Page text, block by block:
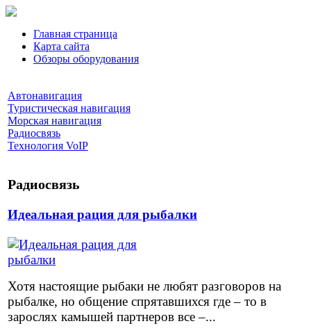
Главная страница
Карта сайта
Обзоры оборудования
Автонавигация
Туристическая навигация
Морская навигация
Радиосвязь
Технология VoIP
Радиосвязь
Идеальная рация для рыбалки
Хотя настоящие рыбаки не любят разговоров на
рыбалке, но общение спрятавшихся где – то в
зарослях камышей партнеров все –...